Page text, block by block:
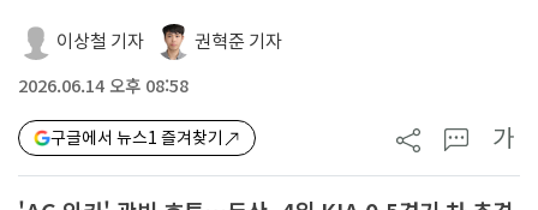
이상철 기자 권혁준 기자
2026.06.14 오후 08:58
구글에서 뉴스1 즐겨찾기 가